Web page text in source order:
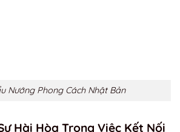
Nướng Phong Cách Nhật Bản
Hài Hòa Trong Việc Kết Nối